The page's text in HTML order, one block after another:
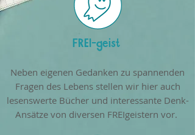
FREI-geist
Neben eigenen Gedanken zu spannenden
Fragen des Lebens stellen wir hier auch
lesenswerte Bücher und interessante Denk-
Ansätze von diversen FREIgeistern vor.